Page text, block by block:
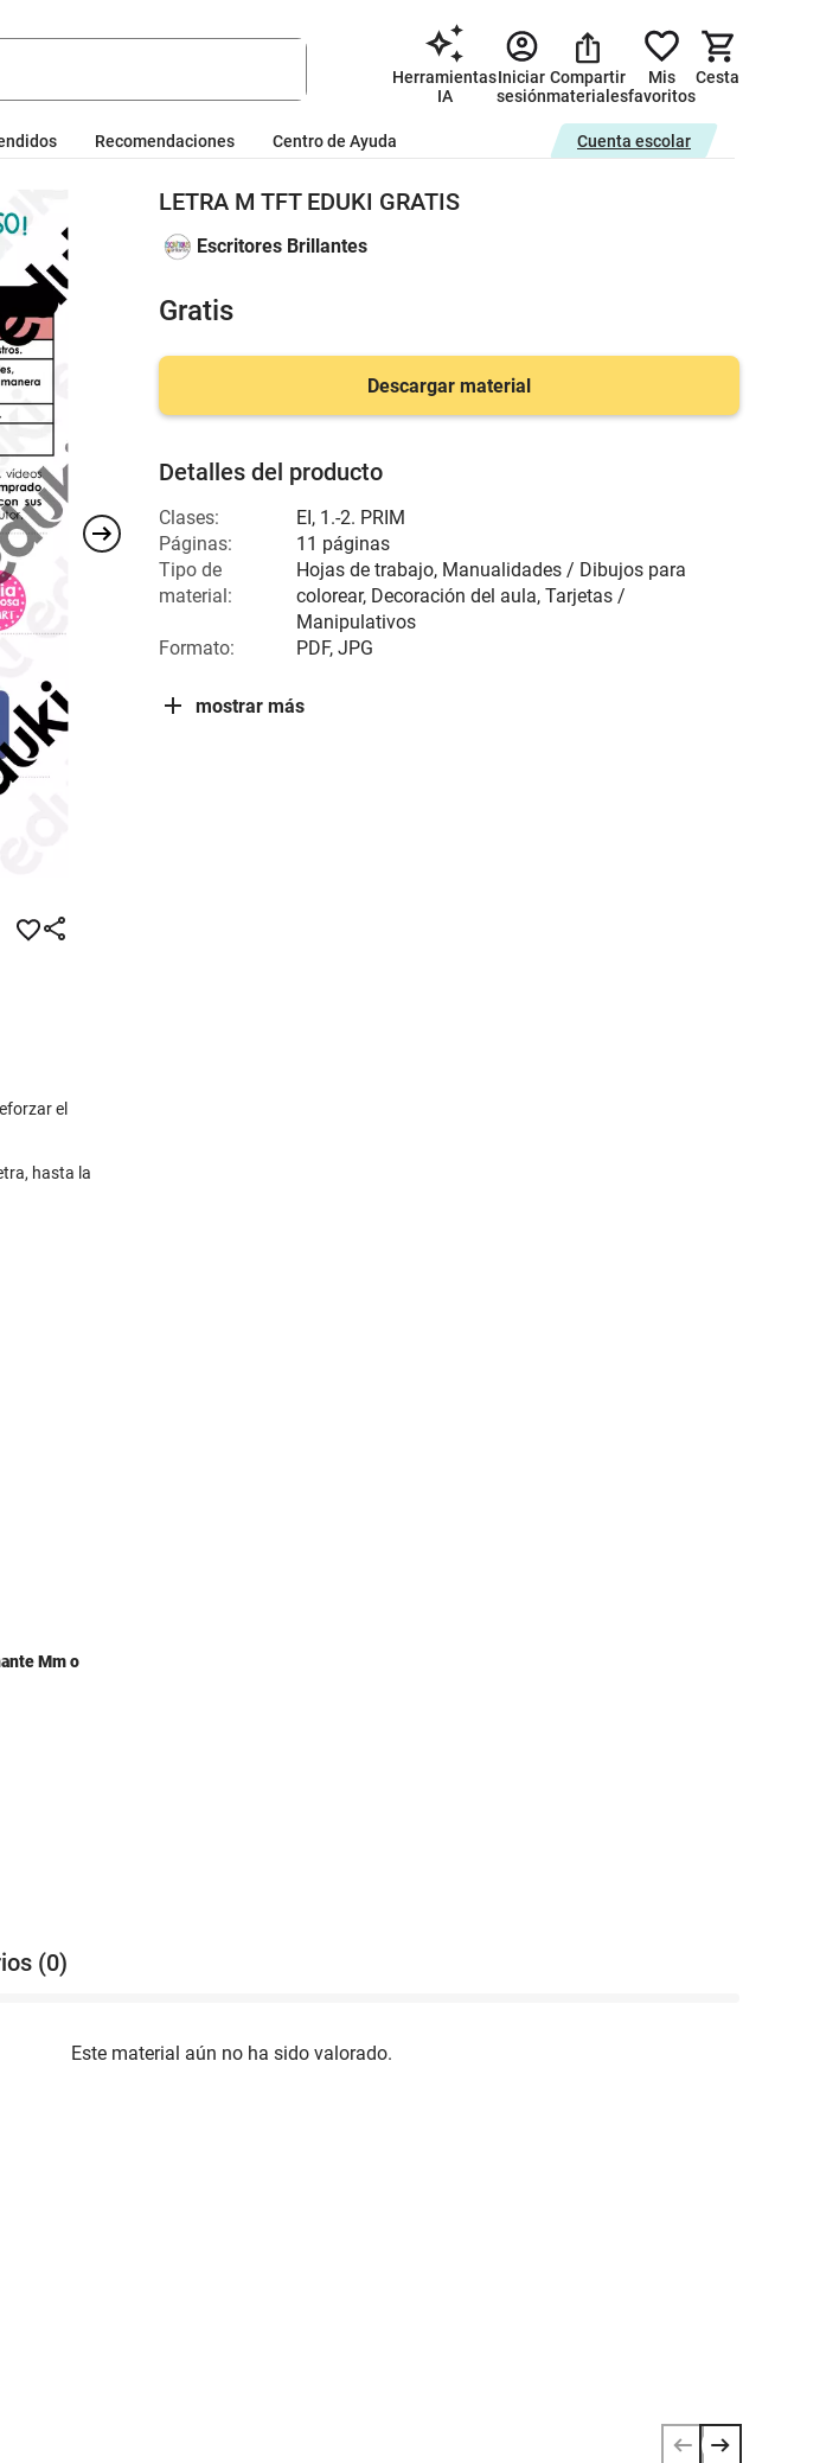
Herramientas
IA
Iniciar
sesión
Compartir
materiales
Mis
favoritos
Cesta
Recomendaciones Centro de Ayuda Cuenta escolar
el
hasta la
Mm o
LETRA M TFT EDUKI GRATIS
Escritores Brillantes
Gratis
Descargar material
Detalles del producto
Clases: EI, 1.-2. PRIM
Páginas:
11 páginas
Tipo de
material:
Hojas de trabajo, Manualidades / Dibujos para
colorear, Decoración del aula, Tarjetas /
Manipulativos
Formato:
PDF, JPG
mostrar más
(0)
Este material aún no ha sido valorado.